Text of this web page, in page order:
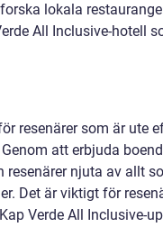
lokala
All Inclusive-hotell
resenärer som är ute
att erbjuda
njuta av allt
Det är viktigt för
Verde All Inclusive-